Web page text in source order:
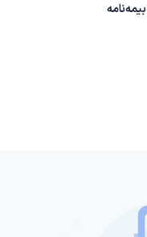
بیمه‌نامه